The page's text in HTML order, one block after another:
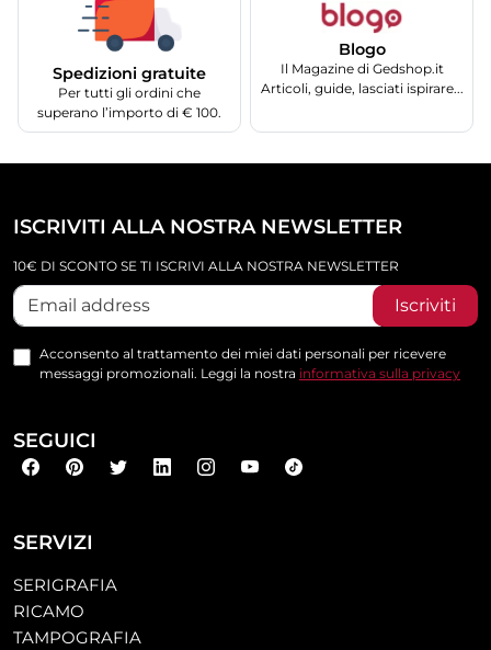
Spedizioni gratuite
Per tutti gli ordini che
superano l’importo di € 100.
Blogo
Il Magazine di Gedshop.it
Articoli, guide, lasciati ispirare...
SERVIZI
SERIGRAFIA
RICAMO
TAMPOGRAFIA
ISCRIVITI ALLA NOSTRA NEWSLETTER
10€ DI SCONTO SE TI ISCRIVI ALLA NOSTRA NEWSLETTER
Iscriviti
Acconsento al trattamento dei miei dati personali per ricevere
messaggi promozionali. Leggi la nostra informativa sulla privacy
SEGUICI